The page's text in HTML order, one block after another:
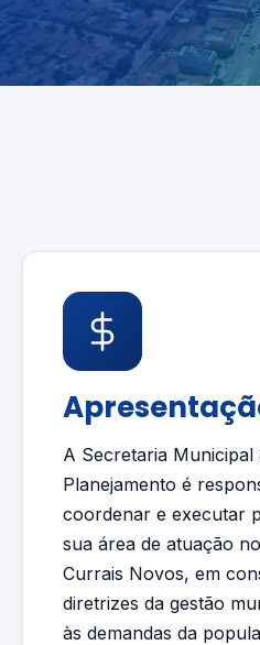
A Secretaria Municipal
Planejamento é
coordenar e executar
sua área de atuação
Currais Novos, em
diretrizes da gestão
às demandas da